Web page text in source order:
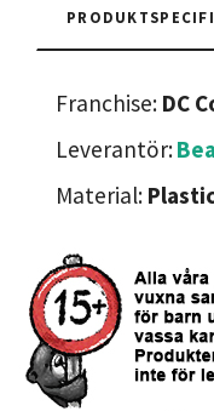
Franchise: DC
Leverantör:
Material: